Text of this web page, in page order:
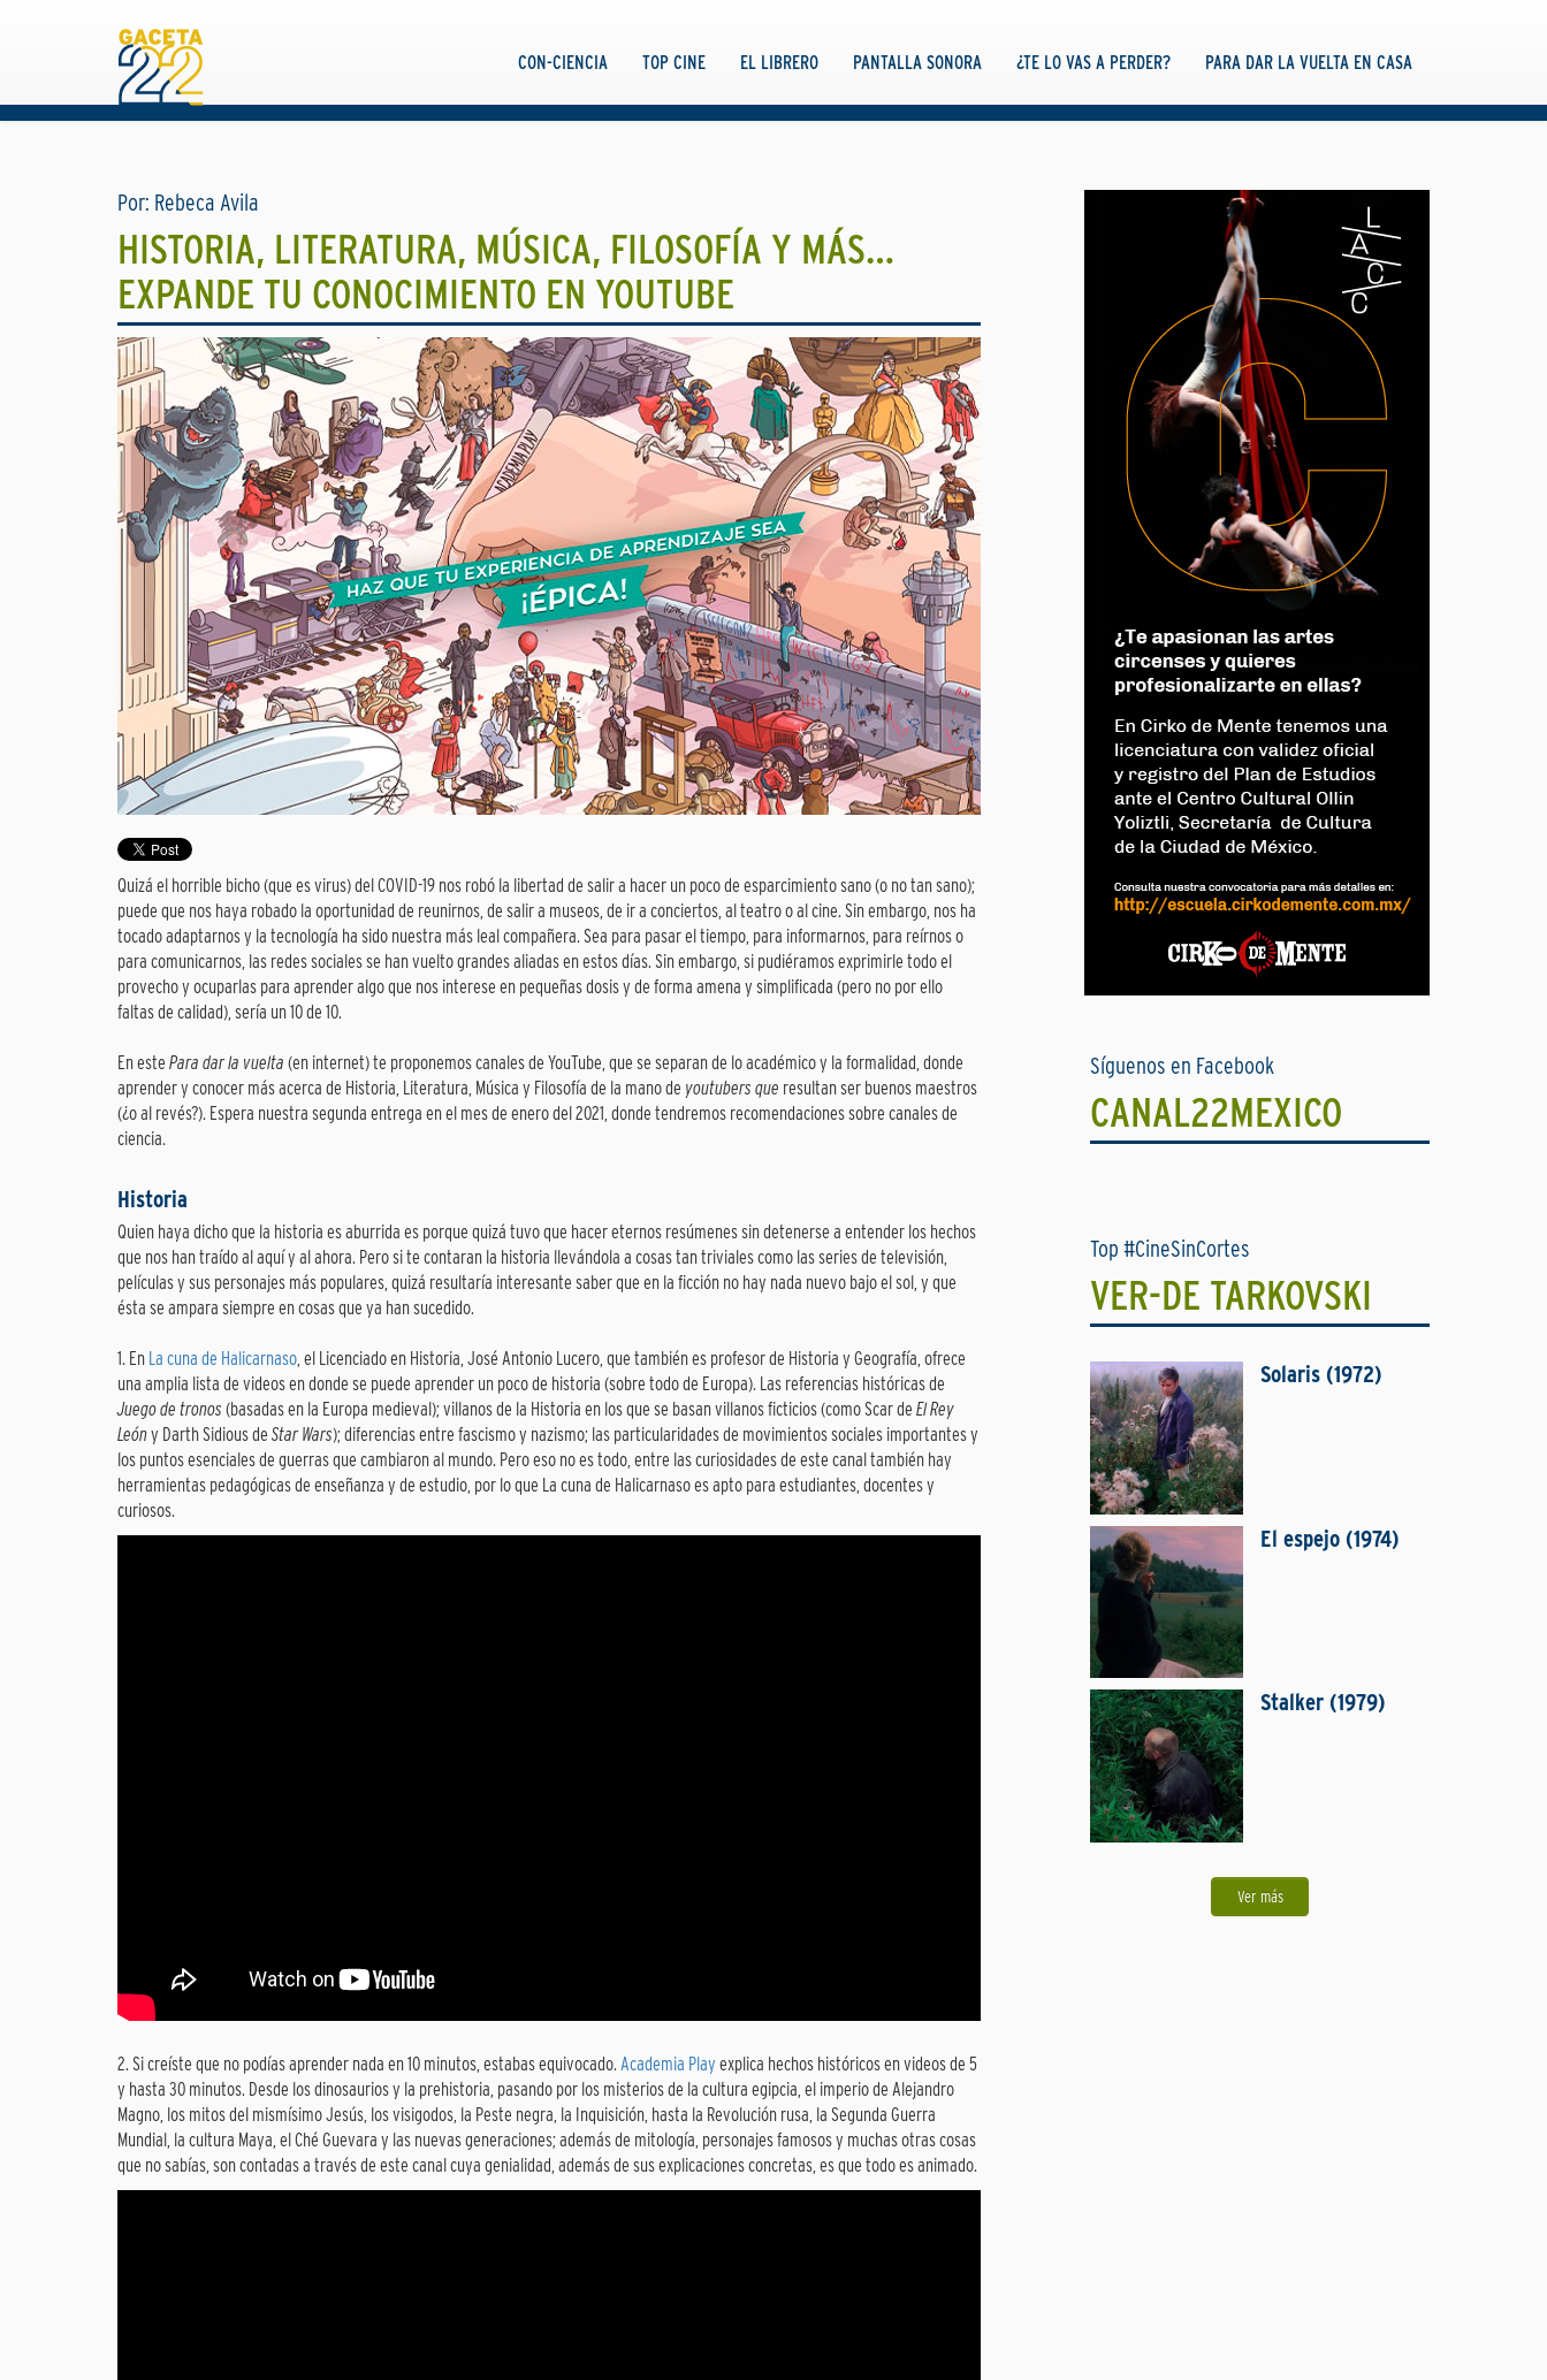
PARA DAR LA VUELTA EN CASA
¿TE LO VAS A PERDER?
PANTALLA SONORA
EL LIBRERO
TOP CINE
CON-CIENCIA
Por: Rebeca Avila
HISTORIA, LITERATURA, MÚSICA, FILOSOFÍA Y MÁS…
EXPANDE TU CONOCIMIENTO EN YOUTUBE
Quizá el horrible bicho (que es virus) del COVID-19 nos robó la libertad de salir a hacer un poco de esparcimiento sano (o no tan sano);
puede que nos haya robado la oportunidad de reunirnos, de salir a museos, de ir a conciertos, al teatro o al cine. Sin embargo, nos ha
tocado adaptarnos y la tecnología ha sido nuestra más leal compañera. Sea para pasar el tiempo, para informarnos, para reírnos o
para comunicarnos, las redes sociales se han vuelto grandes aliadas en estos días. Sin embargo, si pudiéramos exprimirle todo el
provecho y ocuparlas para aprender algo que nos interese en pequeñas dosis y de forma amena y simplificada (pero no por ello
faltas de calidad), sería un 10 de 10.
En este Para dar la vuelta (en internet) te proponemos canales de YouTube, que se separan de lo académico y la formalidad, donde
aprender y conocer más acerca de Historia, Literatura, Música y Filosofía de la mano de youtubers que resultan ser buenos maestros
(¿o al revés?). Espera nuestra segunda entrega en el mes de enero del 2021, donde tendremos recomendaciones sobre canales de
ciencia.
Historia
Quien haya dicho que la historia es aburrida es porque quizá tuvo que hacer eternos resúmenes sin detenerse a entender los hechos
que nos han traído al aquí y al ahora. Pero si te contaran la historia llevándola a cosas tan triviales como las series de televisión,
películas y sus personajes más populares, quizá resultaría interesante saber que en la ficción no hay nada nuevo bajo el sol, y que
ésta se ampara siempre en cosas que ya han sucedido.
1. En La cuna de Halicarnaso, el Licenciado en Historia, José Antonio Lucero, que también es profesor de Historia y Geografía, ofrece
una amplia lista de videos en donde se puede aprender un poco de historia (sobre todo de Europa). Las referencias históricas de
Juego de tronos (basadas en la Europa medieval); villanos de la Historia en los que se basan villanos ficticios (como Scar de El Rey
Leóny Darth Sidious de Star Wars); diferencias entre fascismo y nazismo; las particularidades de movimientos sociales importantes y
los puntos esenciales de guerras que cambiaron al mundo. Pero eso no es todo, entre las curiosidades de este canal también hay
herramientas pedagógicas de enseñanza y de estudio, por lo que La cuna de Halicarnaso es apto para estudiantes, docentes y
curiosos.
2. Si creíste que no podías aprender nada en 10 minutos, estabas equivocado.Academia Play explica hechos históricos en videos de 5
y hasta 30 minutos. Desde los dinosaurios y la prehistoria, pasando por los misterios de la cultura egipcia, el imperio de Alejandro
Magno, los mitos del mismísimo Jesús, los visigodos, la Peste negra, la Inquisición, hasta la Revolución rusa, la Segunda Guerra
Mundial, la cultura Maya, el Ché Guevara y las nuevas generaciones; además de mitología, personajes famosos y muchas otras cosas
que no sabías, son contadas a través de este canal cuya genialidad, además de sus explicaciones concretas, es que todo es animado.
Síguenos en Facebook
CANAL22MEXICO
Top #CineSinCortes
VER-DE TARKOVSKI
Solaris (1972)
El espejo (1974)
Stalker (1979)
Ver más